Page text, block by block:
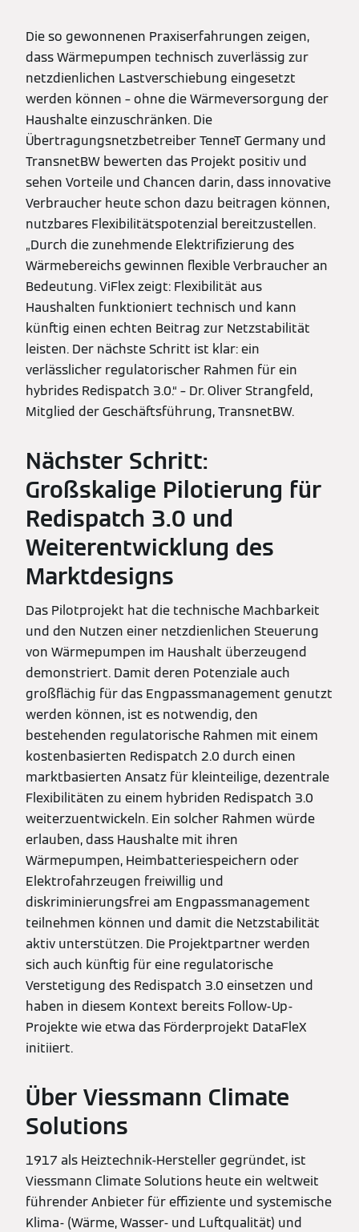
Die so gewonnenen Praxiserfahrungen zeigen,
dass Wärmepumpen technisch zuverlässig zur
netzdienlichen Lastverschiebung eingesetzt
werden können – ohne die Wärmeversorgung der
Haushalte einzuschränken. Die
Übertragungsnetzbetreiber TenneT Germany und
TransnetBW bewerten das Projekt positiv und
sehen Vorteile und Chancen darin, dass innovative
Verbraucher heute schon dazu beitragen können,
nutzbares Flexibilitätspotenzial bereitzustellen.
„Durch die zunehmende Elektrifizierung des
Wärmebereichs gewinnen flexible Verbraucher an
Bedeutung. ViFlex zeigt: Flexibilität aus
Haushalten funktioniert technisch und kann
künftig einen echten Beitrag zur Netzstabilität
leisten. Der nächste Schritt ist klar: ein
verlässlicher regulatorischer Rahmen für ein
hybrides Redispatch 3.0.“ – Dr. Oliver Strangfeld,
Mitglied der Geschäftsführung, TransnetBW.
Nächster Schritt:
Großskalige Pilotierung für
Redispatch 3.0 und
Weiterentwicklung des
Marktdesigns
Das Pilotprojekt hat die technische Machbarkeit
und den Nutzen einer netzdienlichen Steuerung
von Wärmepumpen im Haushalt überzeugend
demonstriert. Damit deren Potenziale auch
großflächig für das Engpassmanagement genutzt
werden können, ist es notwendig, den
bestehenden regulatorische Rahmen mit einem
kostenbasierten Redispatch 2.0 durch einen
marktbasierten Ansatz für kleinteilige, dezentrale
Flexibilitäten zu einem hybriden Redispatch 3.0
weiterzuentwickeln. Ein solcher Rahmen würde
erlauben, dass Haushalte mit ihren
Wärmepumpen, Heimbatteriespeichern oder
Elektrofahrzeugen freiwillig und
diskriminierungsfrei am Engpassmanagement
teilnehmen können und damit die Netzstabilität
aktiv unterstützen. Die Projektpartner werden
sich auch künftig für eine regulatorische
Verstetigung des Redispatch 3.0 einsetzen und
haben in diesem Kontext bereits Follow-Up-
Projekte wie etwa das Förderprojekt DataFleX
initiiert.
Über Viessmann Climate
Solutions
1917 als Heiztechnik-Hersteller gegründet, ist
Viessmann Climate Solutions heute ein weltweit
führender Anbieter für effiziente und systemische
Klima- (Wärme, Wasser- und Luftqualität) und